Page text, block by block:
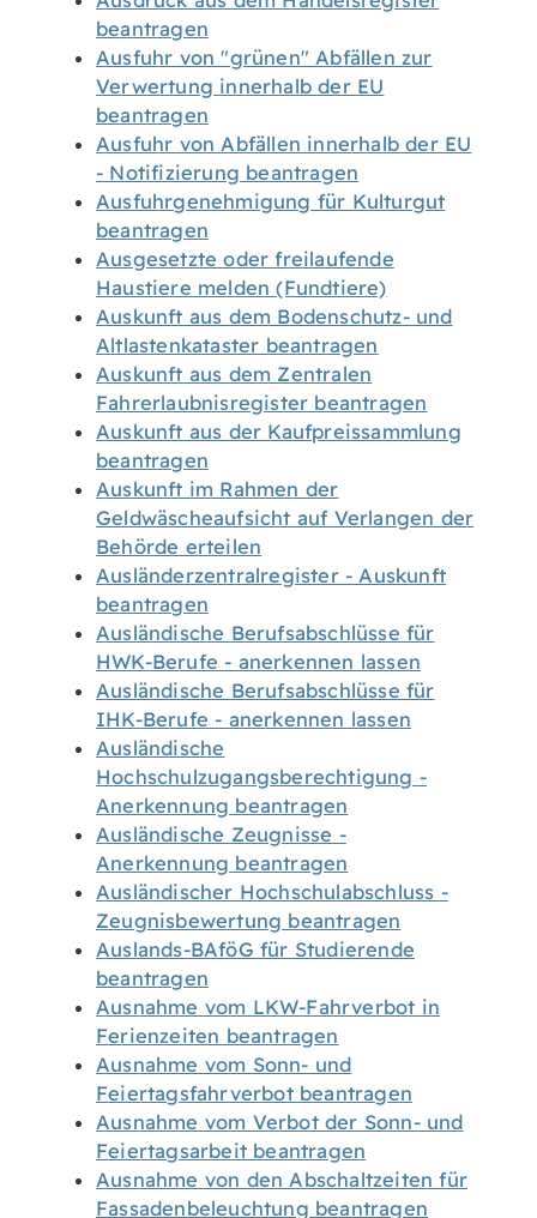
beantragen
Ausfuhr von "grünen" Abfällen zur
Verwertung innerhalb der EU
beantragen
Ausfuhr von Abfällen innerhalb der EU
- Notifizierung beantragen
Ausfuhrgenehmigung für Kulturgut
beantragen
Ausgesetzte oder freilaufende
Haustiere melden (Fundtiere)
Auskunft aus dem Bodenschutz- und
Altlastenkataster beantragen
Auskunft aus dem Zentralen
Fahrerlaubnisregister beantragen
Auskunft aus der Kaufpreissammlung
beantragen
Auskunft im Rahmen der
Geldwäscheaufsicht auf Verlangen der
Behörde erteilen
Ausländerzentralregister - Auskunft
beantragen
Ausländische Berufsabschlüsse für
HWK-Berufe - anerkennen lassen
Ausländische Berufsabschlüsse für
IHK-Berufe - anerkennen lassen
Ausländische
Hochschulzugangsberechtigung -
Anerkennung beantragen
Ausländische Zeugnisse -
Anerkennung beantragen
Ausländischer Hochschulabschluss -
Zeugnisbewertung beantragen
Auslands-BAföG für Studierende
beantragen
Ausnahme vom LKW-Fahrverbot in
Ferienzeiten beantragen
Ausnahme vom Sonn- und
Feiertagsfahrverbot beantragen
Ausnahme vom Verbot der Sonn- und
Feiertagsarbeit beantragen
Ausnahme von den Abschaltzeiten für
Fassadenbeleuchtung beantragen